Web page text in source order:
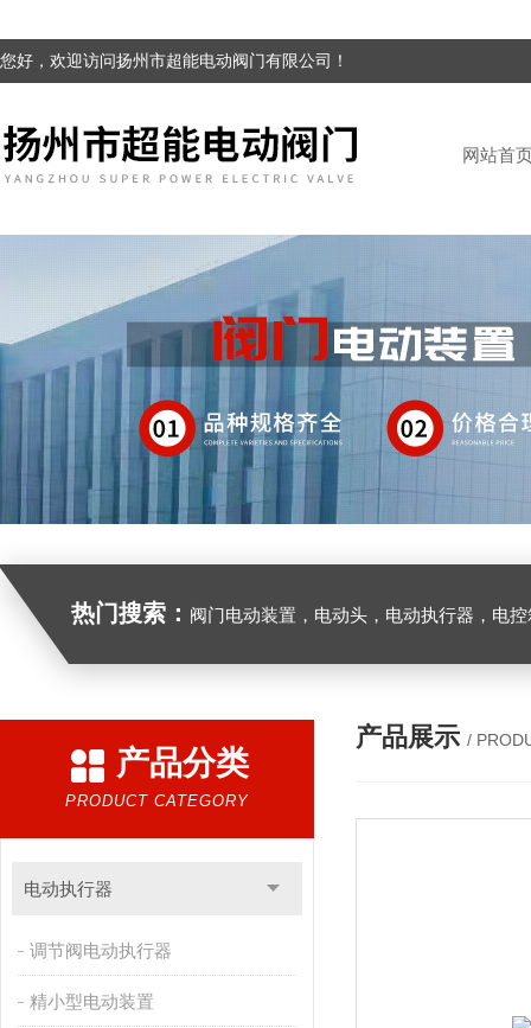
您好，欢迎访问扬州市超能电动阀门有限公司！
网站首
热门搜索： 阀门电动装置，电动头，电动执行器，电
产品分类
PRODUCT CATEGORY
电动执行器
调节阀电动执行器
精小型电动装置
产品展示 /